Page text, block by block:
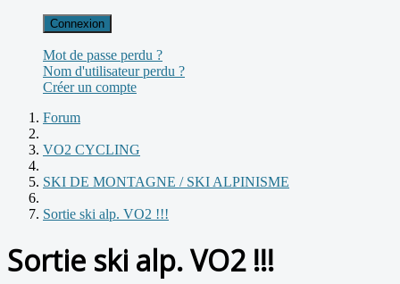
Connexion
Mot de passe perdu ?
Nom d'utilisateur perdu ?
Créer un compte
Forum
VO2 CYCLING
SKI DE MONTAGNE / SKI ALPINISME
Sortie ski alp. VO2 !!!
Sortie ski alp. VO2 !!!